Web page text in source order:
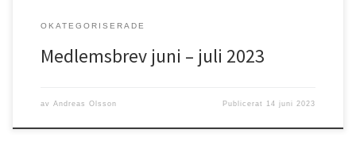
OKATEGORISERADE
Medlemsbrev juni – juli 2023
av Andreas Olsson Publicerat 14 juni 2023